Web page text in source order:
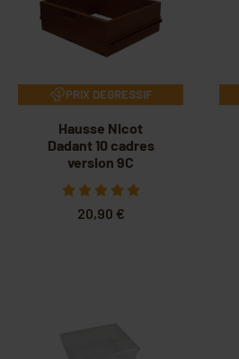
PRIX DEGRESSIF
Hausse Nicot
Dadant 10 cadres
version 9C
20,90 €